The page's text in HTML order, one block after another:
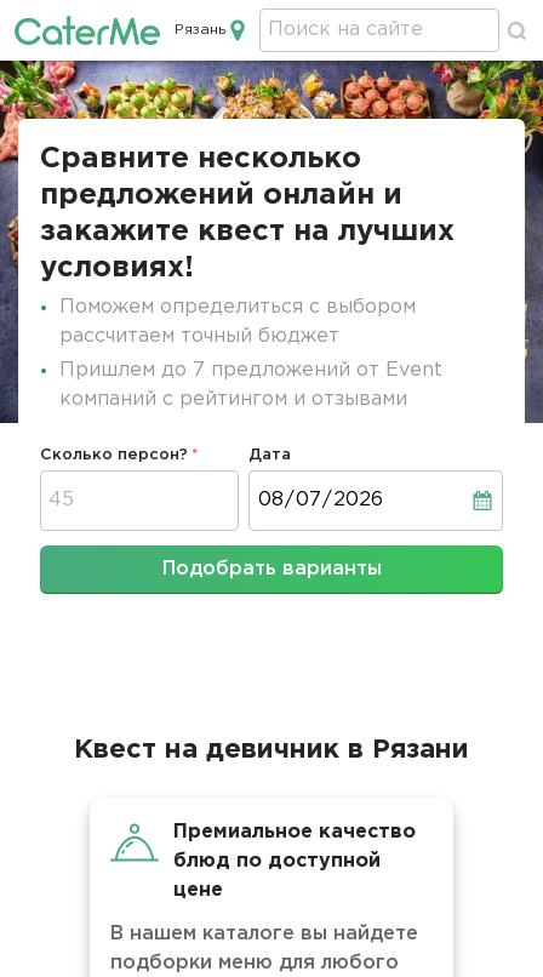
Кейтеринг в Рязани
Рязань
Строка
Сравните несколько
предложений онлайн и
закажите квест на лучших
условиях!
Поможем определиться с выбором
рассчитаем точный бюджет
Пришлем до 7 предложений от Event
компаний с рейтингом и отзывами
Сколько персон? Дата
Подобрать варианты
Квест на девичник в Рязани
Премиальное качество
блюд по доступной
цене
В нашем каталоге вы найдете
подборки меню для любого